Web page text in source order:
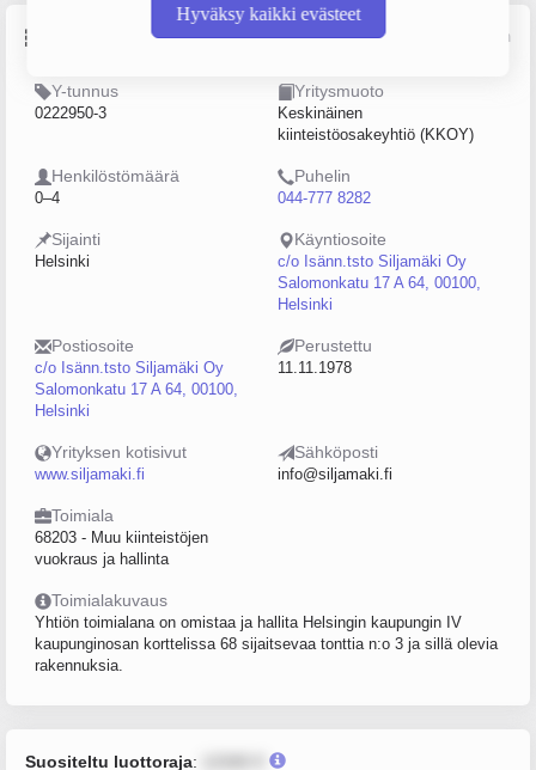
Hyväksy kaikki evästeet
Lähde: YTJ, PRH, Traficom
Y-tunnus
0222950-3
Yritysmuoto
Keskinäinen
kiinteistöosakeyhtiö (KKOY)
Henkilöstömäärä
0–4
Puhelin
044-777 8282
Sijainti
Helsinki
Käyntiosoite
c/o Isänn.tsto Siljamäki Oy
Salomonkatu 17 A 64, 00100,
Helsinki
Postiosoite
c/o Isänn.tsto Siljamäki Oy
Salomonkatu 17 A 64, 00100,
Helsinki
Perustettu
11.11.1978
Yrityksen kotisivut
www.siljamaki.fi
Sähköposti
info@siljamaki.fi
Toimiala
68203 - Muu kiinteistöjen
vuokraus ja hallinta
Toimialakuvaus
Yhtiön toimialana on omistaa ja hallita Helsingin kaupungin IV
kaupunginosan korttelissa 68 sijaitsevaa tonttia n:o 3 ja sillä olevia
rakennuksia.
Suositeltu luottoraja: